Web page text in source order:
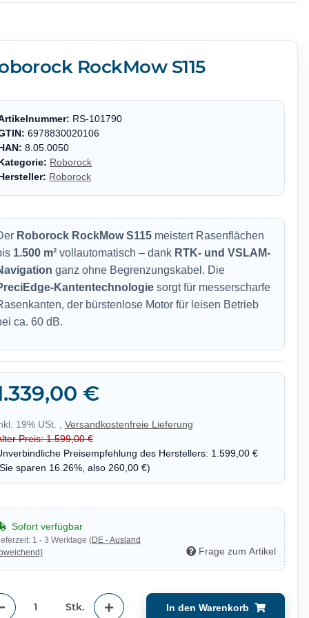
RockMow S115
RS-101790
6978830020106
8.05.0050
Roborock
Roborock
Roborock RockMow S115meistert Rasenflächen
1.500 m²vollautomatisch – dank RTK- und VSLAM-
ganz ohne Begrenzungskabel. Die
Kantentechnologiesorgt für messerscharfe
der bürstenlose Motor für leisen Betrieb
ca. 60 dB.
€
19% USt. , Versandkostenfreie Lieferung
Preis: 1.599,00 €
Preisempfehlung des Herstellers: 1.599,00 €
sparen 16.26%, also 260,00 €)
Sofort verfügbar
1 - 3 Werktage (DE - Ausland
Frage zum Artikel
Stk. In den Warenkorb